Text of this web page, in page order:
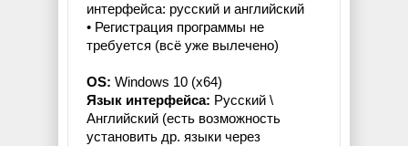
интерфейса: русский и английский
• Регистрация программы не
требуется (всё уже вылечено)
OS: Windows 10 (x64)
Язык интерфейса: Русский \
Английский (есть возможность
установить др. языки через